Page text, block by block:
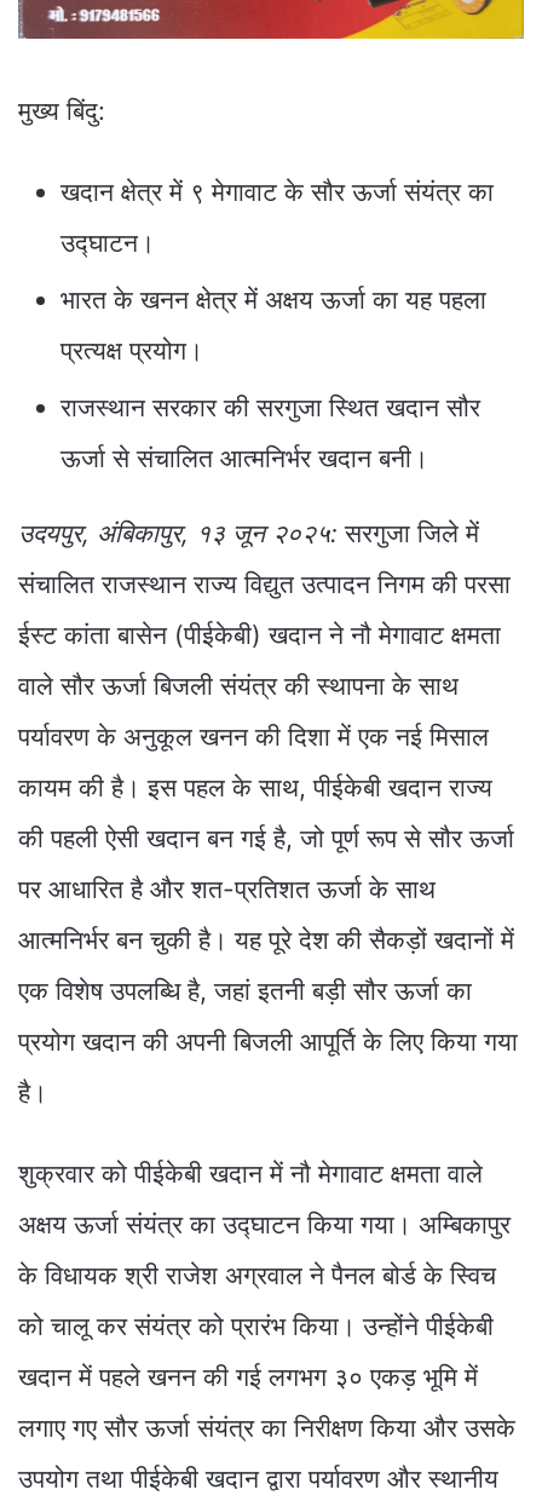
मुख्य बिंदु:
खदान क्षेत्र में ९ मेगावाट के सौर ऊर्जा संयंत्र का
उद्घाटन।
भारत के खनन क्षेत्र में अक्षय ऊर्जा का यह पहला
प्रत्यक्ष प्रयोग।
राजस्थान सरकार की सरगुजा स्थित खदान सौर
ऊर्जा से संचालित आत्मनिर्भर खदान बनी।
उदयपुर, अंबिकापुर, १३ जून २०२५: सरगुजा जिले में
संचालित राजस्थान राज्य विद्युत उत्पादन निगम की परसा
ईस्ट कांता बासेन (पीईकेबी) खदान ने नौ मेगावाट क्षमता
वाले सौर ऊर्जा बिजली संयंत्र की स्थापना के साथ
पर्यावरण के अनुकूल खनन की दिशा में एक नई मिसाल
कायम की है। इस पहल के साथ, पीईकेबी खदान राज्य
की पहली ऐसी खदान बन गई है, जो पूर्ण रूप से सौर ऊर्जा
पर आधारित है और शत-प्रतिशत ऊर्जा के साथ
आत्मनिर्भर बन चुकी है। यह पूरे देश की सैकड़ों खदानों में
एक विशेष उपलब्धि है, जहां इतनी बड़ी सौर ऊर्जा का
प्रयोग खदान की अपनी बिजली आपूर्ति के लिए किया गया
है।
शुक्रवार को पीईकेबी खदान में नौ मेगावाट क्षमता वाले
अक्षय ऊर्जा संयंत्र का उद्घाटन किया गया। अम्बिकापुर
के विधायक श्री राजेश अग्रवाल ने पैनल बोर्ड के स्विच
को चालू कर संयंत्र को प्रारंभ किया। उन्होंने पीईकेबी
खदान में पहले खनन की गई लगभग ३० एकड़ भूमि में
लगाए गए सौर ऊर्जा संयंत्र का निरीक्षण किया और उसके
उपयोग तथा पीईकेबी खदान द्वारा पर्यावरण और स्थानीय